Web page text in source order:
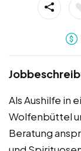
Als Aushilfe in
Wolfenbüttel
Beratung